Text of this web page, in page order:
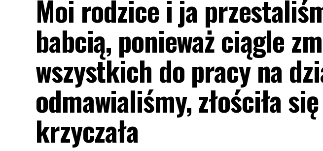
Moi rodzice i ja
babcią, ponieważ ciągle
wszystkich do pracy na
odmawialiśmy, złościła
krzyczała